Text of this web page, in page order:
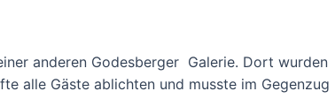
anderen Godesberger Galerie. Dort wurden
alle Gäste ablichten und musste im Gegenzug